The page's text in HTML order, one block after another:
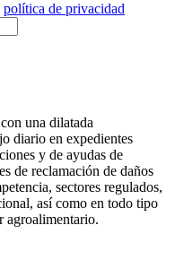
política de privacidad
una dilatada
diario en expedientes
y de ayudas de
de reclamación de daños
sectores regulados,
así como en todo tipo
agroalimentario.